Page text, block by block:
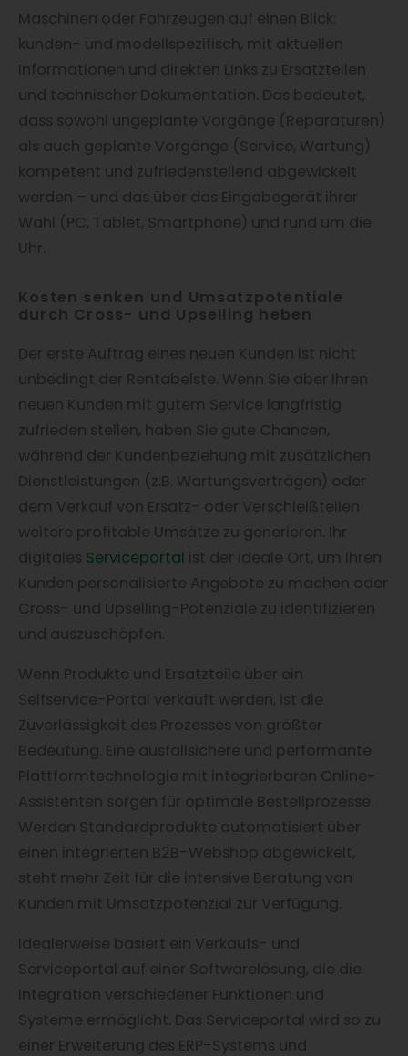
Maschinen oder Fahrzeugen auf einen Blick:
kunden- und modellspezifisch, mit aktuellen
Informationen und direkten Links zu Ersatzteilen
und technischer Dokumentation. Das bedeutet,
dass sowohl ungeplante Vorgänge (Reparaturen)
als auch geplante Vorgänge (Service, Wartung)
kompetent und zufriedenstellend abgewickelt
werden – und das über das Eingabegerät ihrer
Wahl (PC, Tablet, Smartphone) und rund um die
Uhr.
Kosten senken und Umsatzpotentiale
durch Cross- und Upselling heben
Der erste Auftrag eines neuen Kunden ist nicht
unbedingt der Rentabelste. Wenn Sie aber Ihren
neuen Kunden mit gutem Service langfristig
zufrieden stellen, haben Sie gute Chancen,
während der Kundenbeziehung mit zusätzlichen
Dienstleistungen (z.B. Wartungsverträgen) oder
dem Verkauf von Ersatz- oder Verschleißteilen
weitere profitable Umsätze zu generieren. Ihr
digitales Serviceportal ist der ideale Ort, um Ihren
Kunden personalisierte Angebote zu machen oder
Cross- und Upselling-Potenziale zu identifizieren
und auszuschöpfen.
Wenn Produkte und Ersatzteile über ein
Selfservice-Portal verkauft werden, ist die
Zuverlässigkeit des Prozesses von größter
Bedeutung. Eine ausfallsichere und performante
Plattformtechnologie mit integrierbaren Online-
Assistenten sorgen für optimale Bestellprozesse.
Werden Standardprodukte automatisiert über
einen integrierten B2B-Webshop abgewickelt,
steht mehr Zeit für die intensive Beratung von
Kunden mit Umsatzpotenzial zur Verfügung.
Idealerweise basiert ein Verkaufs- und
Serviceportal auf einer Softwarelösung, die die
Integration verschiedener Funktionen und
Systeme ermöglicht. Das Serviceportal wird so zu
einer Erweiterung des ERP-Systems und